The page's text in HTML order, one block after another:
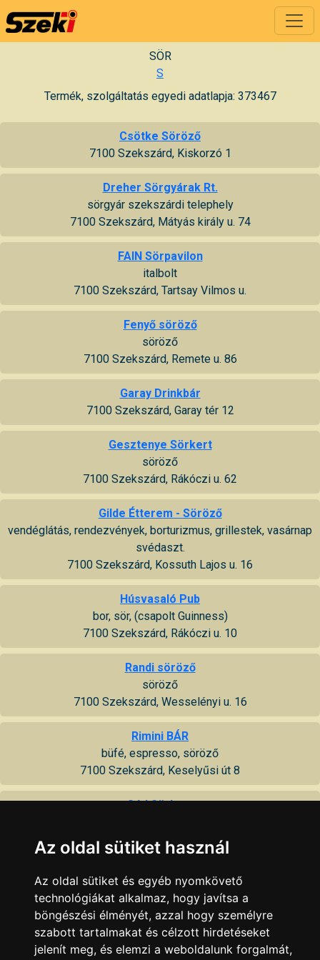
SÖR
S
Termék, szolgáltatás egyedi adatlapja: 373467
Csötke Söröző
7100 Szekszárd, Kiskorzó 1
Dreher Sörgyárak Rt.
sörgyár szekszárdi telephely
7100 Szekszárd, Mátyás király u. 74
FAIN Sörpavilon
italbolt
7100 Szekszárd, Tartsay Vilmos u.
Fenyő söröző
söröző
7100 Szekszárd, Remete u. 86
Garay Drinkbár
7100 Szekszárd, Garay tér 12
Gesztenye Sörkert
söröző
7100 Szekszárd, Rákóczi u. 62
Gilde Étterem - Söröző
vendéglátás, rendezvények, borturizmus, grillestek, vasárnap
svédaszt.
7100 Szekszárd, Kossuth Lajos u. 16
Húsvasaló Pub
bor, sör, (csapolt Guinness)
7100 Szekszárd, Rákóczi u. 10
Randi söröző
söröző
7100 Szekszárd, Wesselényi u. 16
Rimini BÁR
büfé, espresso, söröző
7100 Szekszárd, Keselyűsi út 8
Séd Sörkert
Sörbánya
sör, pizza
7100 Szekszárd, Csopak u. 1
Szegszárd söröző
7100 Szekszárd, Rákóczi u. 70
Az oldal sütiket használ
Az oldal sütiket és egyéb nyomkövető
technológiákat alkalmaz, hogy javítsa a
böngészési élményét, azzal hogy személyre
szabott tartalmakat és célzott hirdetéseket
jelenít meg, és elemzi a weboldalunk forgalmát,